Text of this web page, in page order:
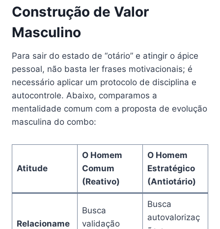
Construção de Valor
Masculino
Para sair do estado de “otário” e atingir o ápice
pessoal, não basta ler frases motivacionais; é
necessário aplicar um protocolo de disciplina e
autocontrole. Abaixo, comparamos a
mentalidade comum com a proposta de evolução
masculina do combo:
Atitude
O Homem
Comum
(Reativo)
O Homem
Estratégico
(Antiotário)
Relacioname
Busca
validação
Busca
autovalorizaç